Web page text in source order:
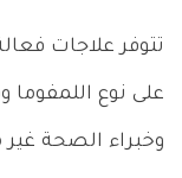
تتوفر علاجات
على نوع اللمفوما
وخبراء الصحة